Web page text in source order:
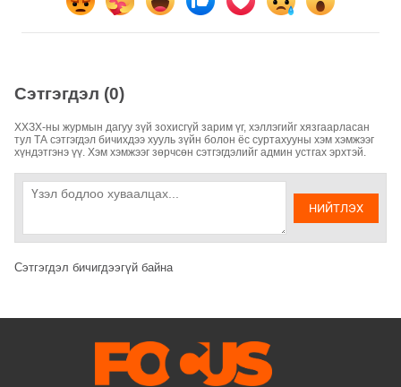
Сэтгэгдэл (0)
ХХЗХ-ны журмын дагуу зүй зохисгүй зарим үг, хэллэгийг хязгаарласан
тул ТА сэтгэгдэл бичихдээ хууль зүйн болон ёс суртахууны хэм хэмжээг
хүндэтгэнэ үү. Хэм хэмжээг зөрчсөн сэтгэгдэлийг админ устгах эрхтэй.
НИЙТЛЭХ
Сэтгэгдэл бичигдээгүй байна